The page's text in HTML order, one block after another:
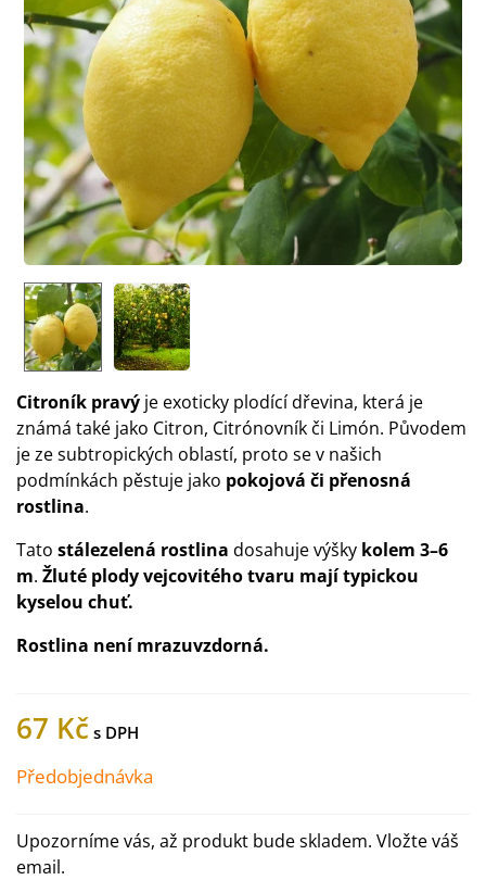
Citroník pravý je exoticky plodící dřevina, která je
známá také jako Citron, Citrónovník či Limón. Původem
je ze subtropických oblastí, proto se v našich
podmínkách pěstuje jako pokojová či přenosná
rostlina.
Tato stálezelená rostlina dosahuje výšky kolem 3–6
m. Žluté plody vejcovitého tvaru mají typickou
kyselou chuť.
Rostlina není mrazuvzdorná.
67 Kč
Předobjednávka
Upozorníme vás, až produkt bude skladem. Vložte váš
email.